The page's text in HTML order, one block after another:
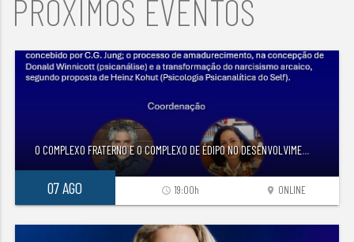
PRÓXIMOS EVENTOS
O COMPLEXO FRATERNO E O COMPLEXO DE ÉDIPO NO DESENVOLVIME...
07 AGO location_on ONLINE
access_time 19:00h